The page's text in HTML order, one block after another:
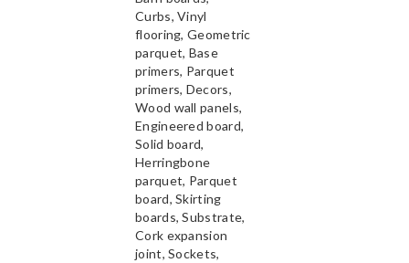
Curbs, Vinyl
flooring, Geometric
parquet, Base
primers, Parquet
primers, Decors,
Wood wall panels,
Engineered board,
Solid board,
Herringbone
parquet, Parquet
board, Skirting
boards, Substrate,
Cork expansion
joint, Sockets,